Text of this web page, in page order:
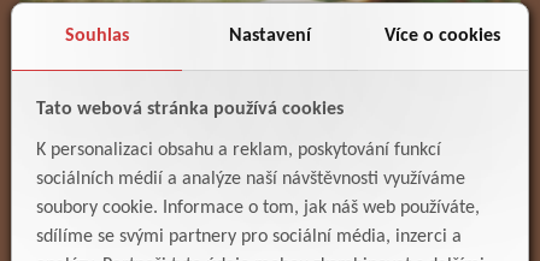
Souhlas Nastavení Více o cookies
Tato webová stránka používá cookies
K personalizaci obsahu a reklam, poskytování funkcí
sociálních médií a analýze naší návštěvnosti využíváme
soubory cookie. Informace o tom, jak náš web používáte,
sdílíme se svými partnery pro sociální média, inzerci a